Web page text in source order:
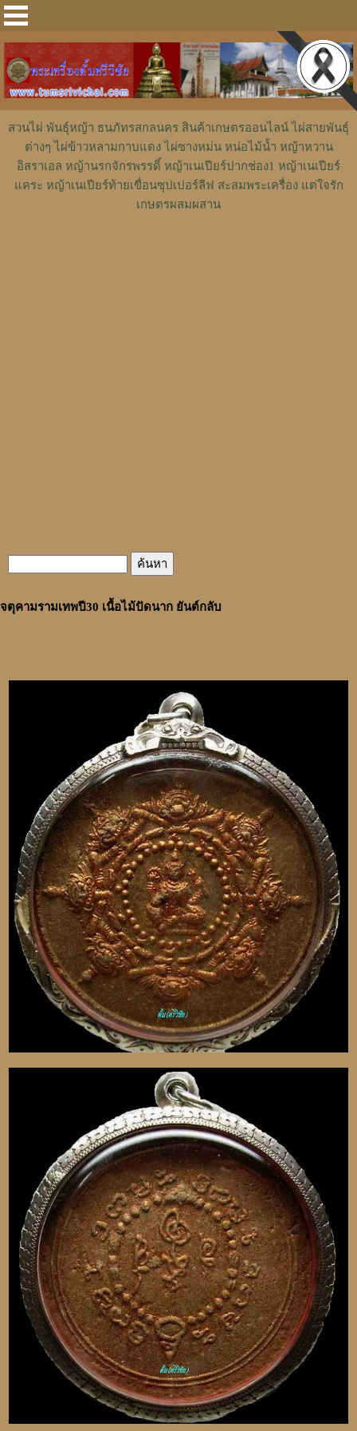
สวนไผ่ พันธุ์หญ้า ธนภัทรสกลนคร สินค้าเกษตรออนไลน์ ไผ่สายพันธุ์
ต่างๆ ไผ่ข้าวหลามกาบแดง ไผ่ซางหม่น หน่อไม้น้ำ หญ้าหวาน
อิสราเอล หญ้านรกจักรพรรดิ์ หญ้าเนเปียร์ปากช่อง1 หญ้าเนเปียร์
แคระ หญ้าเนเปียร์ท้ายเขื่อนซุปเปอร์ลีฟ สะสมพระเครื่อง แต่ใจรัก
เกษตรผสมผสาน
จตุคามรามเทพปี30 เนื้อไม้ปัดนาก ยันต์กลับ